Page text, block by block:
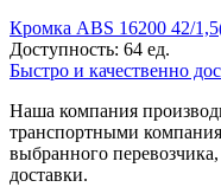
Кромка ABS 16200 42/
Доступность: 64 ед.
Быстро и качественно
Наша компания
транспортными
выбранного
доставки.